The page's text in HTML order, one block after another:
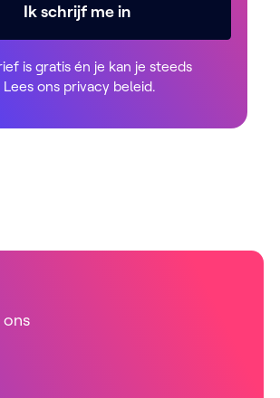
Ik schrijf me in
is gratis én je kan je steeds
ons privacy beleid.